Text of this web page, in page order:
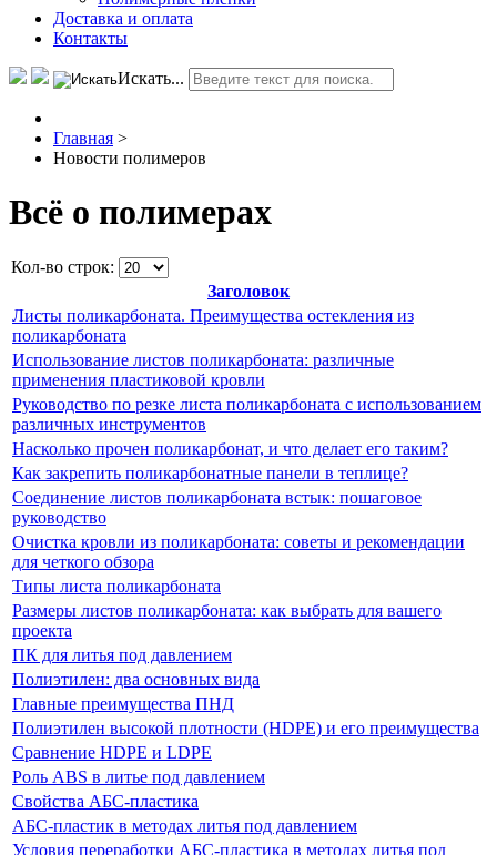
Доставка и оплата
Контакты
Искать...
Главная >
Новости полимеров
Всё о полимерах
Кол-во строк:
Заголовок
Листы поликарбоната. Преимущества остекления из
поликарбоната
Использование листов поликарбоната: различные
применения пластиковой кровли
Руководство по резке листа поликарбоната с использованием
различных инструментов
Насколько прочен поликарбонат, и что делает его таким?
Как закрепить поликарбонатные панели в теплице?
Соединение листов поликарбоната встык: пошаговое
руководство
Очистка кровли из поликарбоната: советы и рекомендации
для четкого обзора
Типы листа поликарбоната
Размеры листов поликарбоната: как выбрать для вашего
проекта
ПК для литья под давлением
Полиэтилен: два основных вида
Главные преимущества ПНД
Полиэтилен высокой плотности (HDPE) и его преимущества
Сравнение HDPE и LDPE
Роль ABS в литье под давлением
Свойства АБС-пластика
АБС-пластик в методах литья под давлением
Условия переработки АБС-пластика в методах литья под